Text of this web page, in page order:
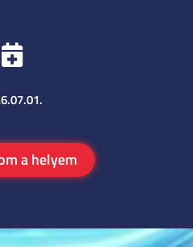
a helyem